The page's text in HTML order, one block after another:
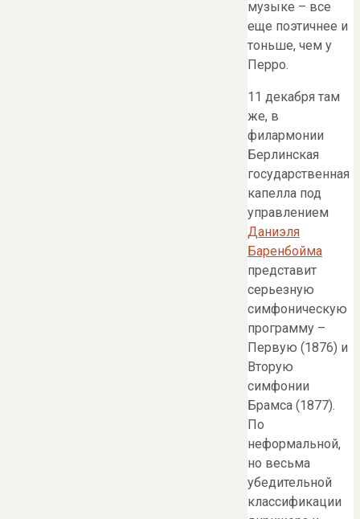
музыке – все
еще поэтичнее и
тоньше, чем у
Перро.
11 декабря там
же, в
филармонии
Берлинская
государственная
капелла под
управлением
Даниэля
Баренбойма
представит
серьезную
симфоническую
программу –
Первую (1876) и
Вторую
симфонии
Брамса (1877).
По
неформальной,
но весьма
убедительной
классификации